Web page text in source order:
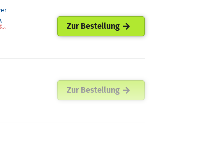
Zur Bestellung
Zur Bestellung